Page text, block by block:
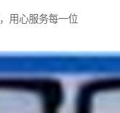
用心服务每一位